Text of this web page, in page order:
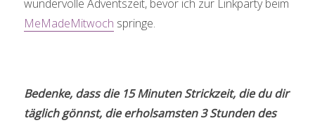
wundervolle Adventszeit, bevor ich zur Linkparty beim
MeMadeMitwoch springe.
Bedenke, dass die 15 Minuten Strickzeit, die du dir
täglich gönnst, die erholsamsten 3 Stunden des